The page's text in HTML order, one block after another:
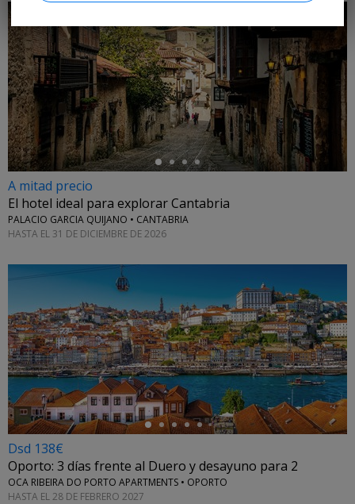
←
A mitad precio
El hotel ideal para explorar Cantabria
PALACIO GARCIA QUIJANO • CANTABRIA
HASTA EL 31 DE DICIEMBRE DE 2026
←
Dsd 138€
Oporto: 3 días frente al Duero y desayuno para 2
OCA RIBEIRA DO PORTO APARTMENTS • OPORTO
HASTA EL 28 DE FEBRERO 2027